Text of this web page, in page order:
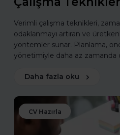
Verimli çalışma teknikleri,
odaklanmayı artıran ve
yöntemler sunar. Planlama,
yönetimiyle daha az zamanda
Daha fazla oku
CV Hazırla